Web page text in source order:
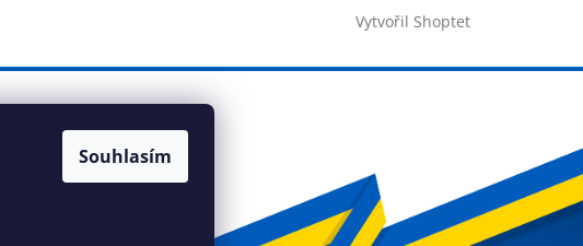
Souhlasím
Vytvořil Shoptet